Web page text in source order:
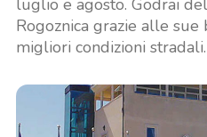
Rogoznica grazie alle
migliori condizioni stradali.